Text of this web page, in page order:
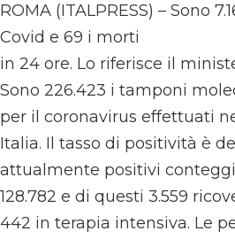
ROMA (ITALPRESS) – Sono
Covid e 69 i morti
in 24 ore. Lo riferisce il
Sono 226.423 i tamponi
per il coronavirus effettuati
Italia. Il tasso di positività è
attualmente positivi
128.782 e di questi 3.559
442 in terapia intensiva. Le